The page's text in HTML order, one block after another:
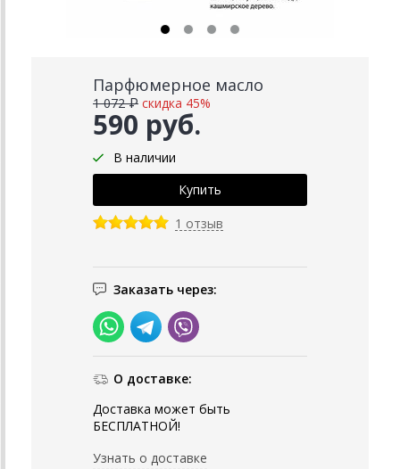
Парфюмерное масло
590 руб.
1 072 ₽ скидка 45%
В наличии
1 отзыв
Заказать через:
О доставке:
Доставка может быть
БЕСПЛАТНОЙ!
Узнать о доставке